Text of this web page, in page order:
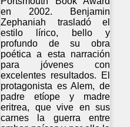
en 2002. Benjamin
Zephaniah trasladó el
estilo lírico, bello y
profundo de su obra
poética a esta narración
para jóvenes con
excelentes resultados. El
protagonista es Alem, de
padre etíope y madre
eritrea, que vive en sus
carnes la guerra entre